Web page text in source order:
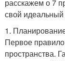
расскажем о 7
свой идеальный
1.
Первое
пространства.